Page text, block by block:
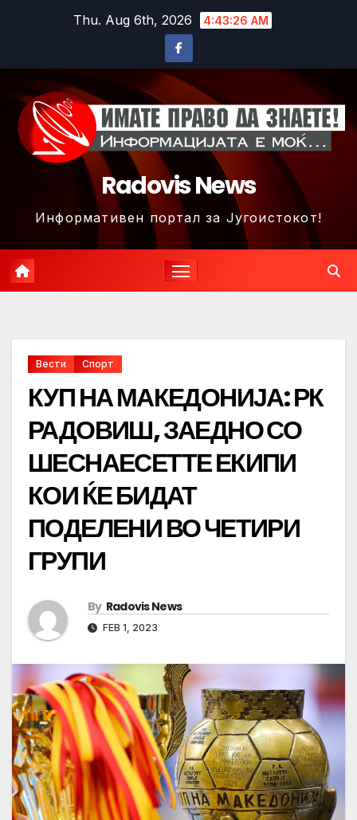
Thu. Aug 6th, 2026 4:43:29 AM
Radovis News
Информативен портал за Југоистокот!
Вести Спорт
КУП НА МАКЕДОНИЈА: РК
РАДОВИШ, ЗАЕДНО СО
ШЕСНАЕСЕТТЕ ЕКИПИ
КОИ ЌЕ БИДАТ
ПОДЕЛЕНИ ВО ЧЕТИРИ
ГРУПИ
By Radovis News
FEB 1, 2023